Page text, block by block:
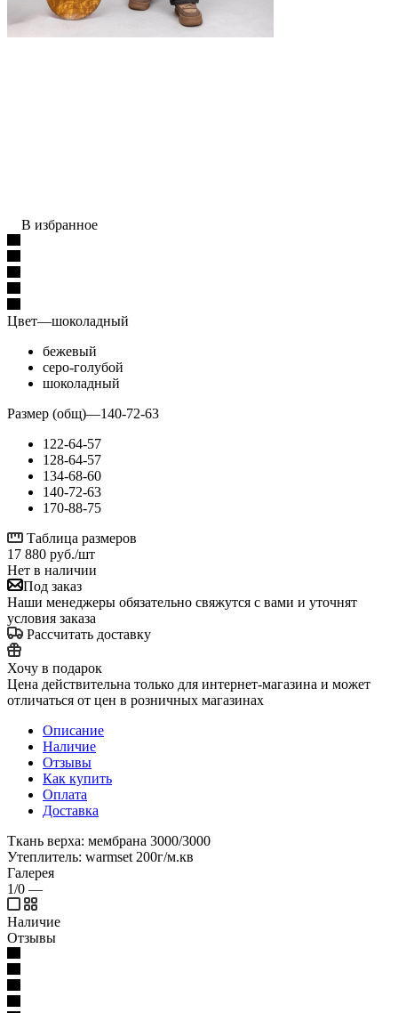
В избранное
Цвет—шоколадный
бежевый
серо-голубой
шоколадный
Размер (общ)—140-72-63
122-64-57
128-64-57
134-68-60
140-72-63
170-88-75
Таблица размеров
17 880 руб./шт
Нет в наличии
Под заказ
Наши менеджеры обязательно свяжутся с вами и уточнят
условия заказа
Рассчитать доставку
Хочу в подарок
Цена действительна только для интернет-магазина и может
отличаться от цен в розничных магазинах
Описание
Наличие
Отзывы
Как купить
Оплата
Доставка
Ткань верха: мембрана 3000/3000
Утеплитель: warmset 200г/м.кв
Галерея
1/0 —
Наличие
Отзывы